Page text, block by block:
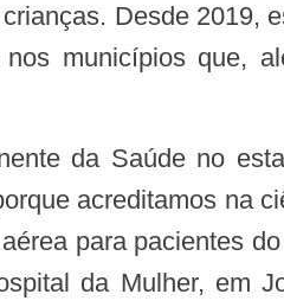
Desde 2019,
municípios que,
acreditamos na
para pacientes
da Mulher, em